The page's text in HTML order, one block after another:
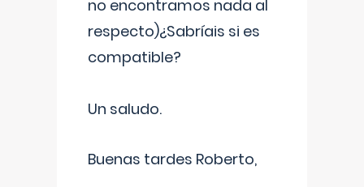
no encontramos nada al
respecto)¿Sabríais si es
compatible?
Un saludo.
Buenas tardes Roberto,